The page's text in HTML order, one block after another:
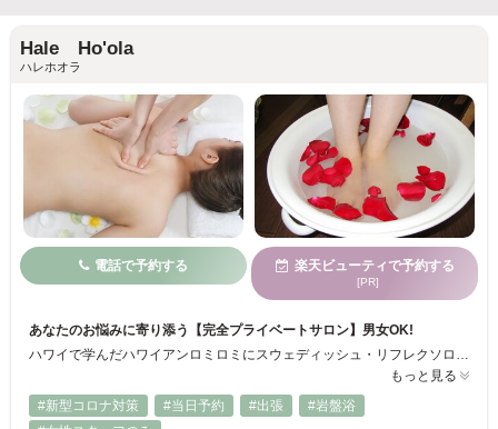
Hale Ho'ola
ハレホオラ
電話で予約する 楽天ビューティで予約する
[PR]
あなたのお悩みに寄り添う【完全プライベートサロン】男女OK!
ハワイで学んだハワイアンロミロミにスウェディッシュ・リフレクソロジーなどを組み合わせたオリジナル手技『ロミロミオラ』で筋肉をほぐしリンパを流します
もっと見る
#新型コロナ対策
#当日予約 #出張
#岩盤浴